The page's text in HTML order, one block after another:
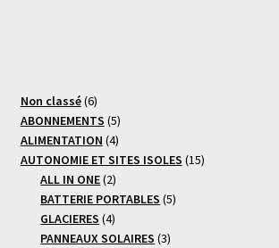
Non classé 66
produits
ABONNEMENTS 55
produits
ALIMENTATION 44
produits
AUTONOMIE ET SITES ISOLES 1515
ALL IN ONE 22
produits
BATTERIE PORTABLES 55
GLACIERES 44
produits
PANNEAUX SOLAIRES 33